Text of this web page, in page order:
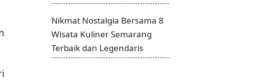
Nikmat Nostalgia Bersama 8
Wisata Kuliner Semarang
Terbaik dan Legendaris